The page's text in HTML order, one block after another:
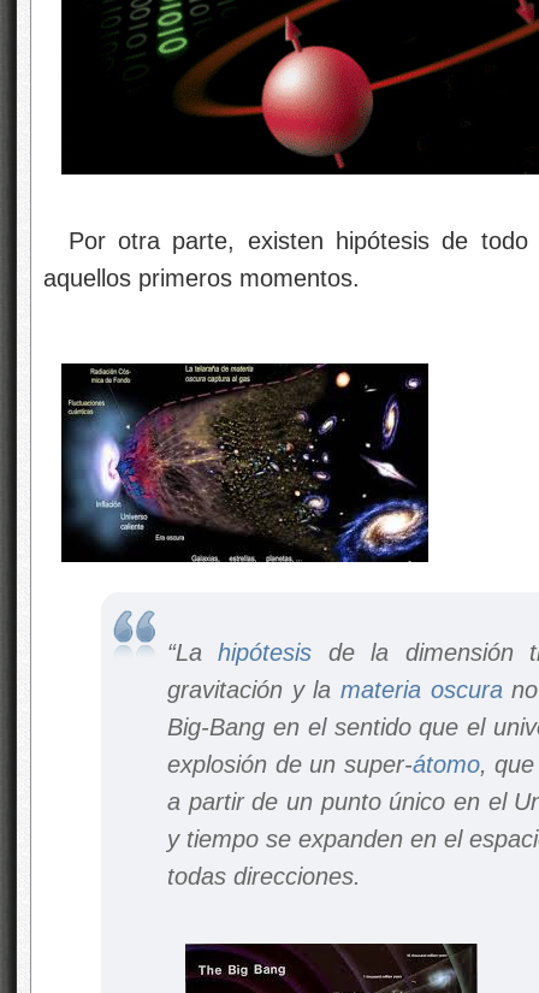
Por otra parte, existen hipótesis de
aquellos primeros momentos.
“Lahipótesis de la dimensión
gravitación y la materia oscura
Big-Bang en el sentido que el
explosión de un super-átomo,
a partir de un punto único en el
y tiempo se expanden en el
todas direcciones.